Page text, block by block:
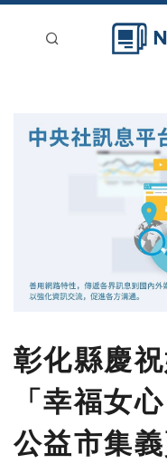
彰化縣慶
「幸福女
公益市集